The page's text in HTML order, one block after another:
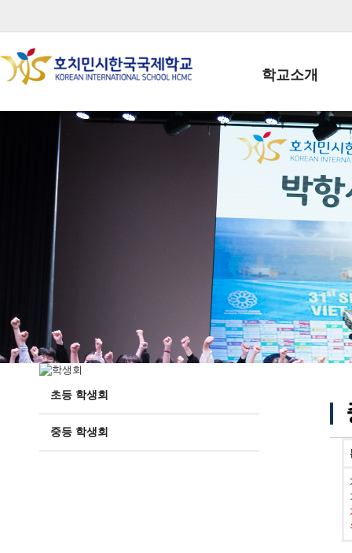
학교소개
학교장인사말
학생회장인사말
학교상징
학교 CI
교직원현황
학생현황
위치/전화
전경사진
초등 학생회
중등 학생회